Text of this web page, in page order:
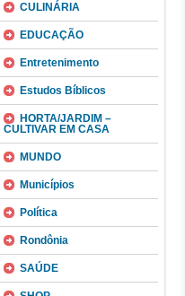
CULINÁRIA
EDUCAÇÃO
Entretenimento
Estudos Bíblicos
HORTA/JARDIM –
CULTIVAR EM CASA
MUNDO
Municípios
Política
Rondônia
SAÚDE